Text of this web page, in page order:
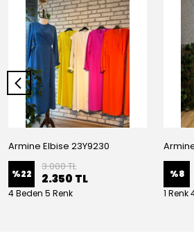
Armine Elbise 23Y9230
%22
3.000 TL
2.350 TL
4 Beden 5 Renk
%8
1 Renk